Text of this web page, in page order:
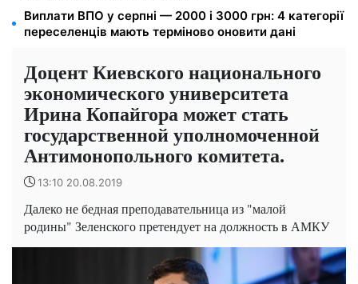
Виплати ВПО у серпні — 2000 і 3000 грн: 4 категорії
переселенців мають терміново оновити дані
Доцент Киевского национального
экономического университета
Ирина Копайгора может стать
государственной уполномоченной
Антимонопольного комитета.
13:10 20.08.2019
Далеко не бедная преподавательница из "малой
родины" Зеленского претендует на должность в АМКУ